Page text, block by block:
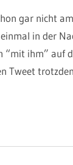
gar nicht
in der
“mit ihm” auf
Tweet